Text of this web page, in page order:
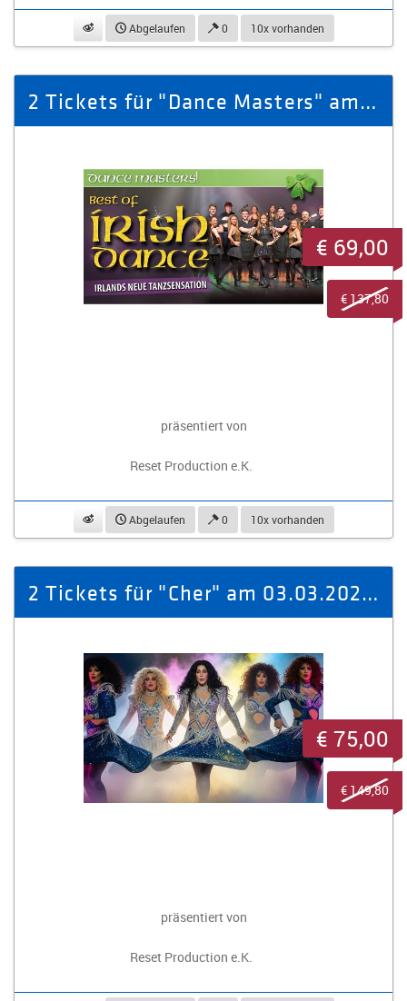
beobachtenAbgelaufen 0 10x vorhanden
2 Tickets für "Dance Masters" am 18.03.2027 in Zwickau
präsentiert von
Reset Production e.K.
beobachtenAbgelaufen 0 10x vorhanden
€ 69,00
€ 137,80
2 Tickets für "Cher" am 03.03.2027 in Plauen
präsentiert von
Reset Production e.K.
€ 75,00
€ 149,80